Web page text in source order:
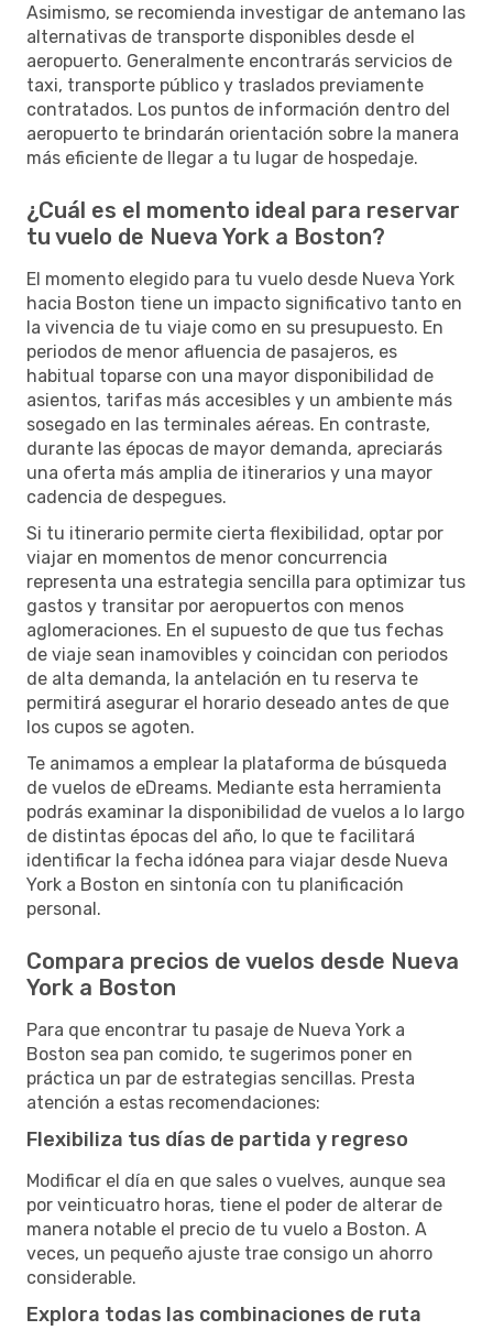
Asimismo, se recomienda investigar de antemano las
alternativas de transporte disponibles desde el
aeropuerto. Generalmente encontrarás servicios de
taxi, transporte público y traslados previamente
contratados. Los puntos de información dentro del
aeropuerto te brindarán orientación sobre la manera
más eficiente de llegar a tu lugar de hospedaje.
¿Cuál es el momento ideal para reservar
tu vuelo de Nueva York a Boston?
El momento elegido para tu vuelo desde Nueva York
hacia Boston tiene un impacto significativo tanto en
la vivencia de tu viaje como en su presupuesto. En
periodos de menor afluencia de pasajeros, es
habitual toparse con una mayor disponibilidad de
asientos, tarifas más accesibles y un ambiente más
sosegado en las terminales aéreas. En contraste,
durante las épocas de mayor demanda, apreciarás
una oferta más amplia de itinerarios y una mayor
cadencia de despegues.
Si tu itinerario permite cierta flexibilidad, optar por
viajar en momentos de menor concurrencia
representa una estrategia sencilla para optimizar tus
gastos y transitar por aeropuertos con menos
aglomeraciones. En el supuesto de que tus fechas
de viaje sean inamovibles y coincidan con periodos
de alta demanda, la antelación en tu reserva te
permitirá asegurar el horario deseado antes de que
los cupos se agoten.
Te animamos a emplear la plataforma de búsqueda
de vuelos de eDreams. Mediante esta herramienta
podrás examinar la disponibilidad de vuelos a lo largo
de distintas épocas del año, lo que te facilitará
identificar la fecha idónea para viajar desde Nueva
York a Boston en sintonía con tu planificación
personal.
Compara precios de vuelos desde Nueva
York a Boston
Para que encontrar tu pasaje de Nueva York a
Boston sea pan comido, te sugerimos poner en
práctica un par de estrategias sencillas. Presta
atención a estas recomendaciones:
Flexibiliza tus días de partida y regreso
Modificar el día en que sales o vuelves, aunque sea
por veinticuatro horas, tiene el poder de alterar de
manera notable el precio de tu vuelo a Boston. A
veces, un pequeño ajuste trae consigo un ahorro
considerable.
Explora todas las combinaciones de ruta